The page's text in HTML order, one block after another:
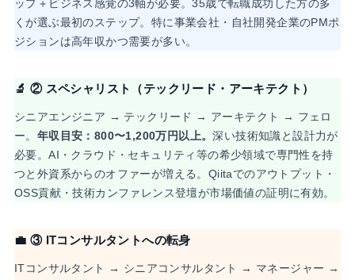
ップ＋ビジネス感覚の3軸が必要。35歳で転職成功した方の多
くが選ぶ最初のステップ。特に事業会社・自社開発企業のPMポ
ジションは高年収かつ需要が多い。
🔬 ② スペシャリスト（テックリード・アーキテクト）
シニアエンジニア → テックリード → アーキテクト → フェロ
ー。 年収目安：800〜1,200万円以上。深い技術知識と設計力が
必要。AI・クラウド・セキュリティ等の希少領域で専門性を持
つと外資系からのオファーが増える。Qiitaでのアウトプット・
OSS貢献・技術カンファレンス登壇が市場価値の証明に有効。
💼 ③ ITコンサルタントへの転身
ITコンサルタント → シニアコンサルタント → マネージャー →